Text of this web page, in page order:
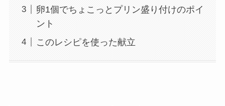
卵1個でちょこっとプリン盛り付けのポイ
ント
このレシピを使った献立